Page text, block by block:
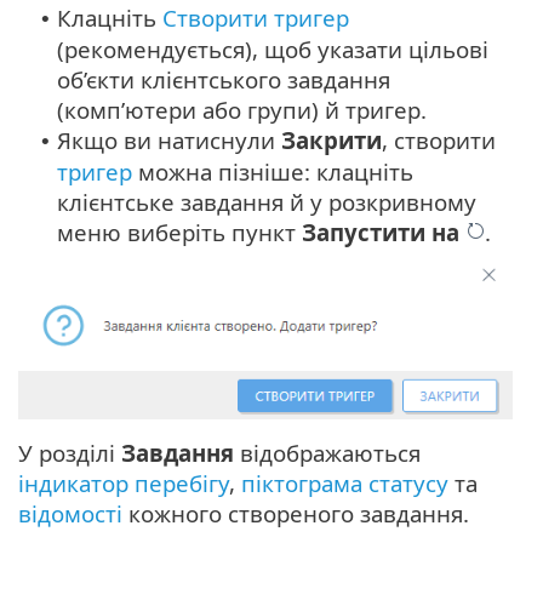
• Клацніть Створити тригер
(рекомендується), щоб указати цільові
об’єкти клієнтського завдання
(комп’ютери або групи) й тригер.
• Якщо ви натиснули Закрити, створити
тригер можна пізніше: клацніть
клієнтське завдання й у розкривному
меню виберіть пункт Запустити на .
У розділі Завдання відображаються
індикатор перебігу, піктограма статусу та
відомості кожного створеного завдання.